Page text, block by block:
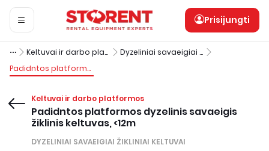
Prisijungti
Keltuvai ir darbo platformos
Dyzeliniai savaeigiai žikliniai keltuvai
Padidntos platformos dyzelinis savaeigis žiklinis keltuvas, <12m
Keltuvai ir darbo platformos
Padidntos platformos dyzelinis savaeigis
žiklinis keltuvas, <12m
DYZELINIAI SAVAEIGIAI ŽIKLINIAI KELTUVAI